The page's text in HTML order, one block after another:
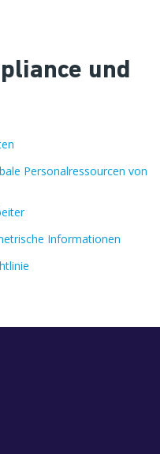
und
Personalressourcen von
Informationen